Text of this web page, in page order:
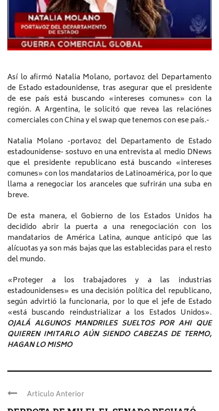
Así lo afirmó Natalia Molano, portavoz del Departamento
de Estado estadounidense, tras asegurar que el presidente
de ese país está buscando «intereses comunes» con la
región. A Argentina, le solicitó que revea las relaciónes
comerciales con China y el swap que tenemos con ese país.-
Natalia Molano -portavoz del Departamento de Estado
estadounidense- sostuvo en una entrevista al medio DNews
que el presidente republicano está buscando «intereses
comunes» con los mandatarios de Latinoamérica, por lo que
llama a renegociar los aranceles que sufrirán una suba en
breve.
De esta manera, el Gobierno de los Estados Unidos ha
decidido abrir la puerta a una renegociación con los
mandatarios de América Latina, aunque anticipó que las
alícuotas ya son más bajas que las establecidas para el resto
del mundo.
«Proteger a los trabajadores y a las industrias
estadounidenses» es una decisión política del republicano,
según advirtió la funcionaria, por lo que el jefe de Estado
«está buscando reindustrializar a los Estados Unidos».
OJALÁ ALGUNOS MANDRILES SUELTOS POR AHI QUE
QUIEREN IMITARLO AÚN SIENDO CABEZAS DE TERMO,
HAGAN LO MISMO
Articulo Anterior